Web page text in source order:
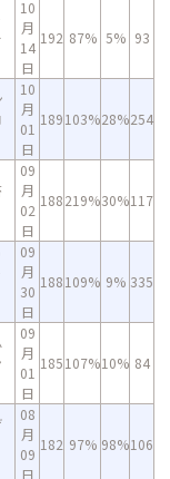
10
月
14
日
192 87% 5% 93
10
月
01
日
189103%28%254
09
月
02
日
188219%30%117
09
月
30
日
188109% 9% 335
09
月
01
日
185107%10% 84
08
月
09
日
182 97% 98%106